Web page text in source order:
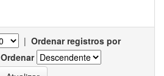
| Ordenar registros por
Ordenar